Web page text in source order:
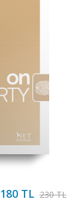
180 TL 230 TL